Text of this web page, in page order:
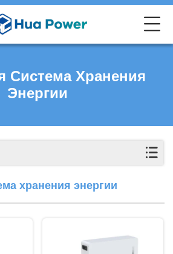
Система Хранения
Энергии
хранения энергии